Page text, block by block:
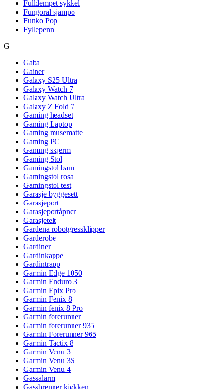
Fulldempet sykkel
Fungoral sjampo
Funko Pop
Fyllepenn
G
Gaba
Gainer
Galaxy S25 Ultra
Galaxy Watch 7
Galaxy Watch Ultra
Galaxy Z Fold 7
Gaming headset
Gaming Laptop
Gaming musematte
Gaming PC
Gaming skjerm
Gaming Stol
Gamingstol barn
Gamingstol rosa
Gamingstol test
Garasje byggesett
Garasjeport
Garasjeportåpner
Garasjetelt
Gardena robotgressklipper
Garderobe
Gardiner
Gardinkappe
Gardintrapp
Garmin Edge 1050
Garmin Enduro 3
Garmin Epix Pro
Garmin Fenix 8
Garmin fenix 8 Pro
Garmin forerunner
Garmin forerunner 935
Garmin Forerunner 965
Garmin Tactix 8
Garmin Venu 3
Garmin Venu 3S
Garmin Venu 4
Gassalarm
Gassbrenner kjøkken